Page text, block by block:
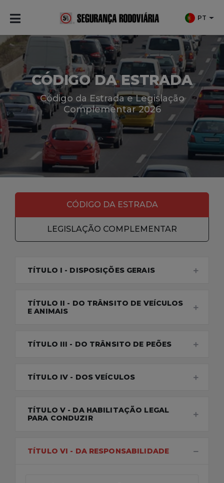
PT
CÓDIGO DA ESTRADA
Código da Estrada e Legislação
Complementar 2026
CÓDIGO DA ESTRADA
LEGISLAÇÃO COMPLEMENTAR
TÍTULO I - DISPOSIÇÕES GERAIS
TÍTULO II - DO TRÂNSITO DE VEÍCULOS
E ANIMAIS
TÍTULO III - DO TRÂNSITO DE PEÕES
TÍTULO IV - DOS VEÍCULOS
TÍTULO V - DA HABILITAÇÃO LEGAL
PARA CONDUZIR
TÍTULO VI - DA RESPONSABILIDADE